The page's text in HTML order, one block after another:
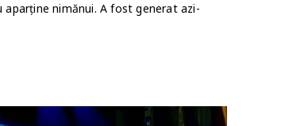
aparține nimănui. A fost generat azi-